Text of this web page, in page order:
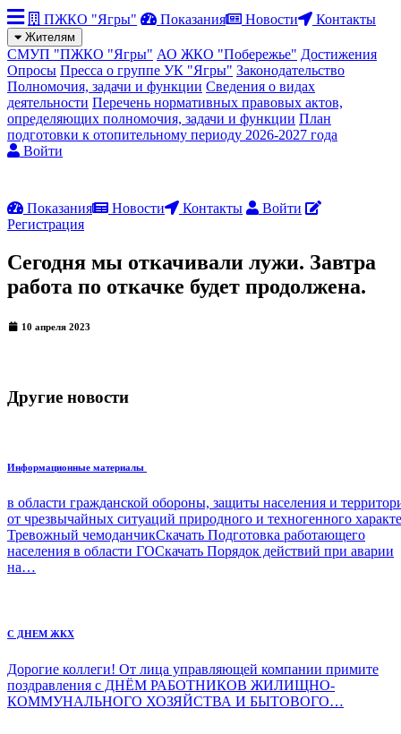
ПЖКО "Ягры" Показания Новости Контакты
Жителям
СМУП "ПЖКО "Ягры" АО ЖКО "Побережье" Достижения
Опросы Пресса о группе УК "Ягры" Законодательство
Полномочия, задачи и функции Сведения о видах
деятельности Перечень нормативных правовых актов,
определяющих полномочия, задачи и функции План
подготовки к отопительному периоду 2026-2027 года
Войти
Показания Новости Контакты
Войти
Регистрация
Сегодня мы откачивали лужи. Завтра
работа по откачке будет продолжена.
10 апреля 2023
Другие новости
Информационные материалы
в области гражданской обороны, защиты населения и
от чрезвычайных ситуаций природного и техногенного
Тревожный чемоданчикСкачать Подготовка работающего
населения в области ГОСкачать Порядок действий при аварии
на…
С ДНЕМ ЖКХ
Дорогие коллеги! От лица управляющей компании примите
поздравления с ДНЁМ РАБОТНИКОВ ЖИЛИЩНО-
КОММУНАЛЬНОГО ХОЗЯЙСТВА И БЫТОВОГО…